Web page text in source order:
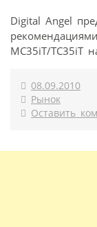
Digital Angel
MC35iT/TC35iT
08.09.2010
Рынок
Оставить